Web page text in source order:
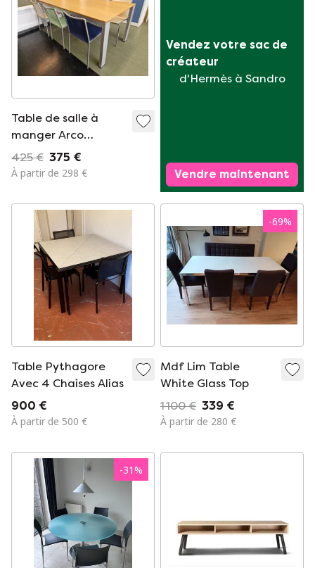
Table de salle à
manger Arco
Graphic avec six
chaises Zip Desalto
425 € 375 €
À partir de 298 €
Vendez votre sac de
créateur
d'Hermès à Sandro
Vendre maintenant
Table Pythagore
Avec 4 Chaises Alias
900 €
À partir de 500 €
-69%
Mdf Lim Table
White Glass Top
1 100 € 339 €
À partir de 280 €
-31%